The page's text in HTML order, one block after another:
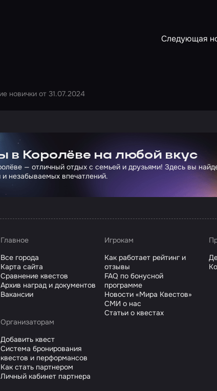
Следующая
новички от 31.07.2024
Сколково
в Королёве на любой вкус
— отличный отдых с семьей и друзьями! Здесь вы
и незабываемых впечатлений.
Главное
Все города
Карта сайта
Сравнение квестов
Архив наград и документов
Вакансии
Игрокам
Как работает рейтинг и
отзывы
FAQ по бонусной
программе
Новости «Мира Квестов»
СМИ о нас
Статьи о квестах
Организаторам
Добавить квест
Система бронирования
квестов и перформансов
Как стать партнером
Личный кабинет партнера